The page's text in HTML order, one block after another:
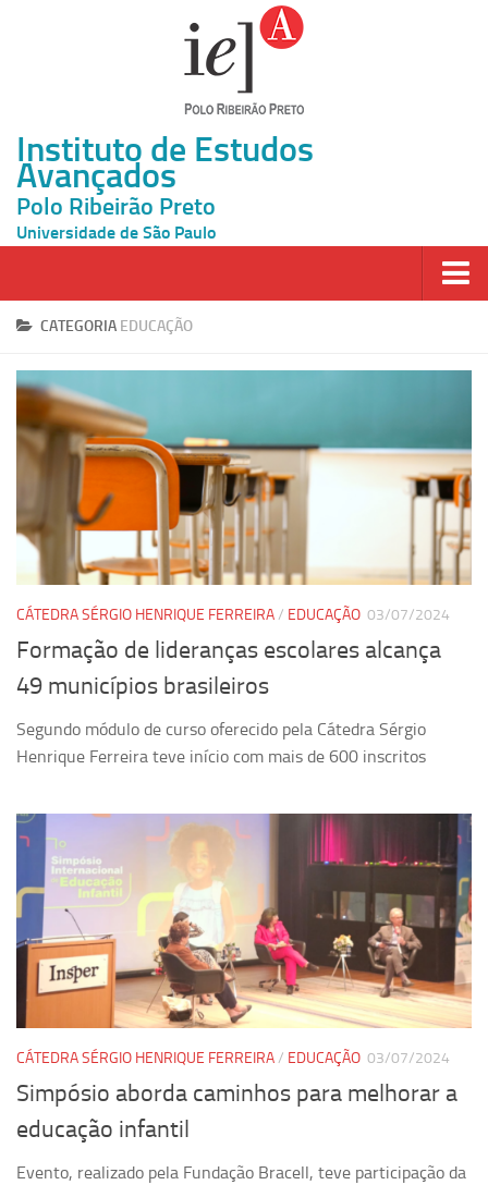
Instituto de Estudos
Avançados
Polo Ribeirão Preto
Universidade de São Paulo
Página Inicial
Inscrição
Atividades
Cátedras
Pesquisa
Grupos de Estudo
Grupo de Estudos Avançados em Tecnologia e Informação
em Saúde com foco em Populações Vulneráveis
Grupos de estudo encerrados
Criminologia Experimental e Segurança Pública
Direito e Tecnologia (Tech Law)
Grupo de Pesquisa GPUBLIC – Centro de Estudos em Gestão
e Políticas Públicas Contemporâneas
Grupos de pesquisa encerrados
Ano Sabático
Daniel Domingues dos Santos
Programas Ano Sabático Encerrados
Cíntia Rosa Pereira de Lima
Cristina Godoy Bernardo de Oliveira (FDRP)
Evandro Eduardo Seron Ruiz
CATEGORIA EDUCAÇÃO
CÁTEDRA SÉRGIO HENRIQUE FERREIRA/ EDUCAÇÃO 03/07/2024
Formação de lideranças escolares alcança
49 municípios brasileiros
Segundo módulo de curso oferecido pela Cátedra Sérgio
Henrique Ferreira teve início com mais de 600 inscritos
CÁTEDRA SÉRGIO HENRIQUE FERREIRA/ EDUCAÇÃO 03/07/2024
Simpósio aborda caminhos para melhorar a
educação infantil
Evento, realizado pela Fundação Bracell, teve participação da